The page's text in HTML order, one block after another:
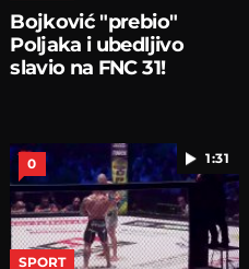
Bojković "prebio"
Poljaka i ubedljivo
slavio na FNC 31!
1:31
0
SPORT